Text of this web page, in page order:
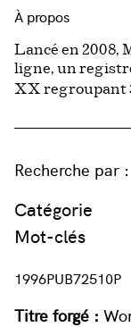
À propos
Lancé en 2008,
ligne, un
XX regroupant
Recherche par :
Catégorie
Mot-clés
1996PUB72510P
Titre forgé :